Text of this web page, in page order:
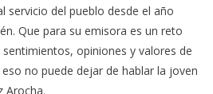
servicio del pueblo desde el año
Que para su emisora es un reto
opiniones y valores de
no puede dejar de hablar la joven
Arocha.